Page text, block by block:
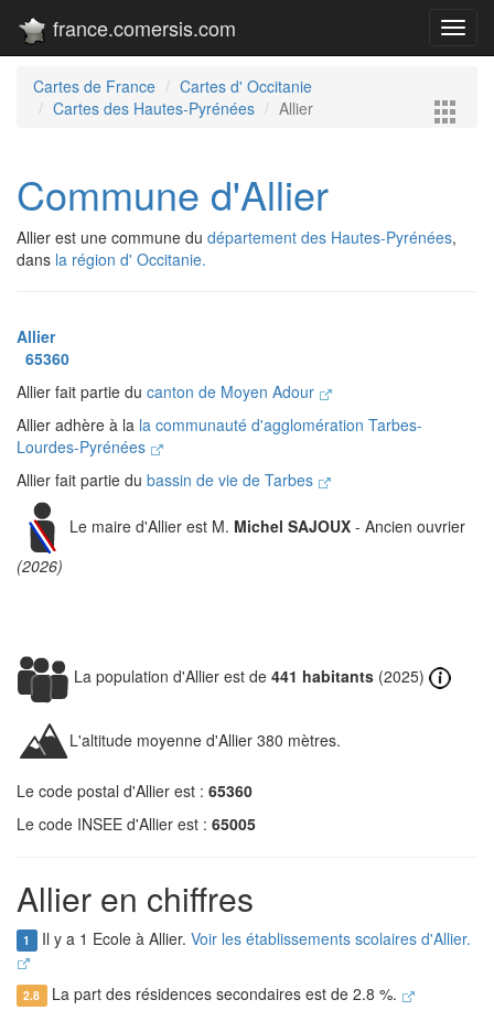
france.comersis.com
Cartes de France
Cartes d' Occitanie
Cartes des Hautes-Pyrénées
Allier
Commune d'Allier
Allier est une commune du département des Hautes-Pyrénées,
dans la région d' Occitanie.
Allier
65360
Allier fait partie du canton de Moyen Adour
Allier adhère à la la communauté d'agglomération Tarbes-
Lourdes-Pyrénées
Allier fait partie du bassin de vie de Tarbes
Le maire d'Allier est M. Michel SAJOUX - Ancien ouvrier
(2026)
La population d'Allier est de 441 habitants (2025)
L'altitude moyenne d'Allier 380 mètres.
Le code postal d'Allier est : 65360
Le code INSEE d'Allier est : 65005
Allier en chiffres
1 Il y a 1 Ecole à Allier. Voir les établissements scolaires d'Allier.
2.8 La part des résidences secondaires est de 2.8 %.